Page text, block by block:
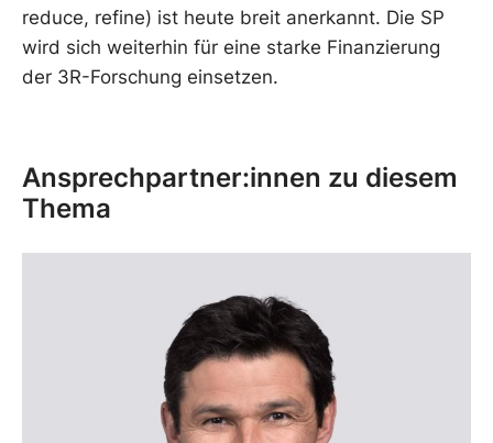
reduce, refine) ist heute breit anerkannt. Die SP
wird sich weiterhin für eine starke Finanzierung
der 3R-Forschung einsetzen.
Ansprechpartner:innen zu diesem
Thema